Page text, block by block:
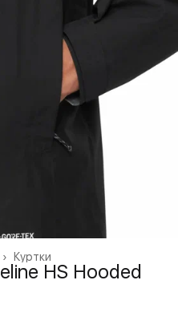
Куртки
›
HS Hooded